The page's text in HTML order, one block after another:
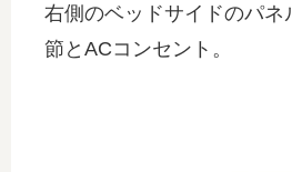
右側のベッドサイドのパネ
節とACコンセント。